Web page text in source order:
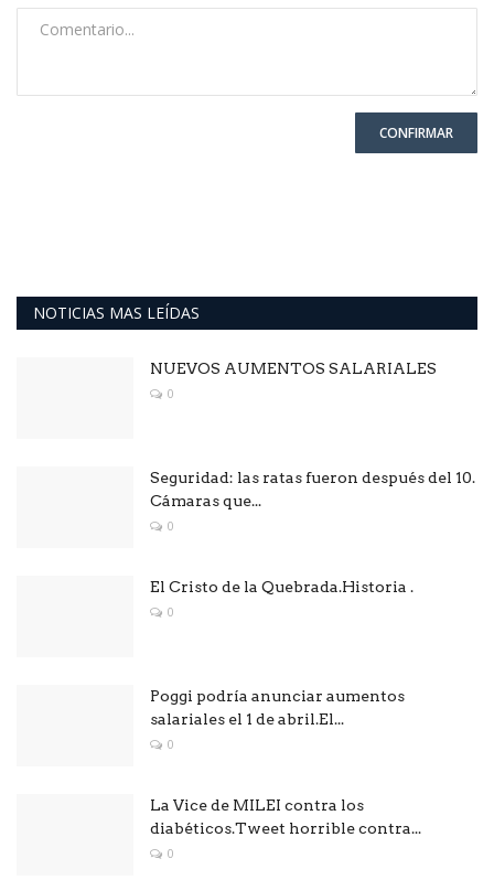
CONFIRMAR
NOTICIAS MAS LEÍDAS
NUEVOS AUMENTOS SALARIALES
0
Seguridad: las ratas fueron después del 10.
Cámaras que...
0
El Cristo de la Quebrada.Historia .
0
Poggi podría anunciar aumentos
salariales el 1 de abril.El...
0
La Vice de MILEI contra los
diabéticos.Tweet horrible contra...
0